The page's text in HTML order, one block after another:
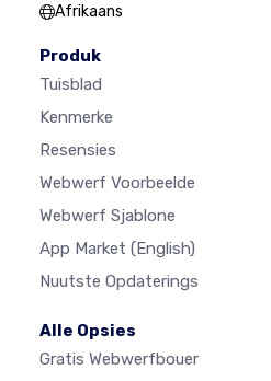
Afrikaans
Produk
Tuisblad
Kenmerke
Resensies
Webwerf Voorbeelde
Webwerf Sjablone
App Market (English)
Nuutste Opdaterings
Alle Opsies
Gratis Webwerfbouer